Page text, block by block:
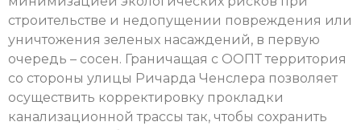
строительстве и недопущении повреждения или
уничтожения зеленых насаждений, в первую
очередь – сосен. Граничащая с ООПТ территория
со стороны улицы Ричарда Ченслера позволяет
осуществить корректировку прокладки
канализационной трассы так, чтобы сохранить